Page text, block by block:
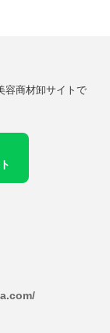
容商材卸サイトで